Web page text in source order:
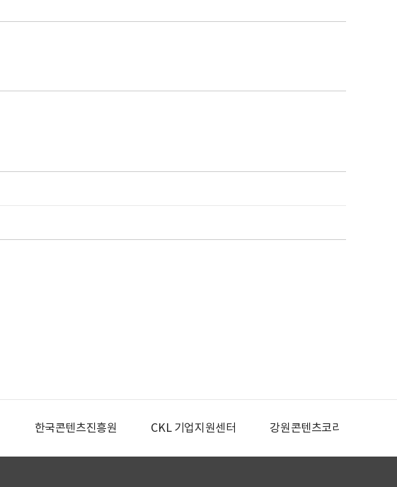
한국콘텐츠진흥원 CKL 기업지원센터 강원콘텐츠코리아랩